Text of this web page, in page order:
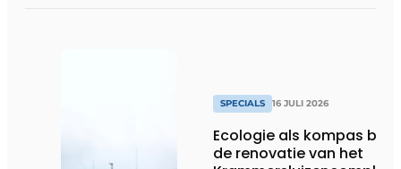
SPECIALS 16 JULI 2026
Ecologie als kompas bij
de renovatie van het